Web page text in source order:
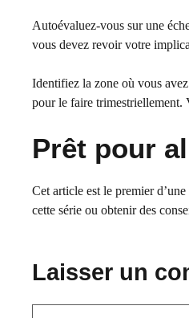
Autoévaluez-vous sur une
vous devez revoir votre
Identifiez la zone où vous
pour le faire trimestriellement.
Prêt pour
Cet article est le premier
cette série ou obtenir des
Laisser un